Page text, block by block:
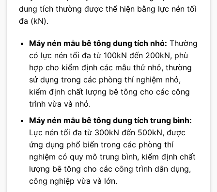
dung tích thường được thể hiện bằng lực nén tối
đa (kN).
Máy nén mẫu bê tông dung tích nhỏ: Thường
có lực nén tối đa từ 100kN đến 200kN, phù
hợp cho kiểm định các mẫu thử nhỏ, thường
sử dụng trong các phòng thí nghiệm nhỏ,
kiểm định chất lượng bê tông cho các công
trình vừa và nhỏ.
Máy nén mẫu bê tông dung tích trung bình:
Lực nén tối đa từ 300kN đến 500kN, được
ứng dụng phổ biến trong các phòng thí
nghiệm có quy mô trung bình, kiểm định chất
lượng bê tông cho các công trình dân dụng,
công nghiệp vừa và lớn.